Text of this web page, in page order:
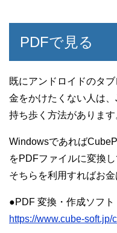
PDFで見る
既にアンドロイドのタ
金をかけたくない人は
持ち歩く方法があります
Windowsであれば
をPDFファイルに変換
そちらを利用すればお金
●PDF 変換・作成ソフ
https://www.cube-soft.jp/